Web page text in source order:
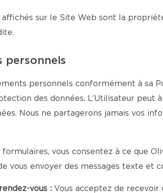
affichés sur le Site Web sont la
personnels
personnels conformément à sa
des données. L’Utilisateur peut
Nous ne partagerons jamais vos
vous consentez à ce que
vous envoyer des messages texte et
vous : Vous acceptez de